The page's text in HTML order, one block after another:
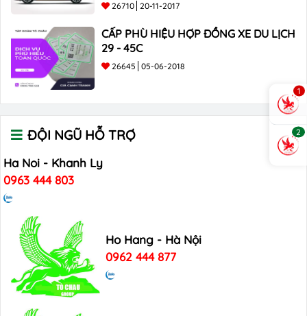
26710 20-11-2017
CẤP PHÙ HIỆU HỢP ĐỒNG XE DU LỊCH
29 - 45C
26645 05-06-2018
ĐỘI NGŨ HỖ TRỢ
Ha Noi - Khanh Ly
0963 444 803
Ho Hang - Hà Nội
0962 444 877
1
2